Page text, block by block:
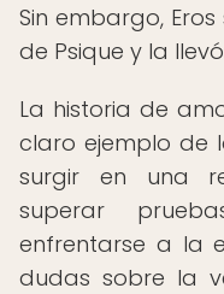
Sin embargo,
de Psique y la
La historia de
claro ejemplo de
surgir en una
superar
enfrentarse a la
dudas sobre la